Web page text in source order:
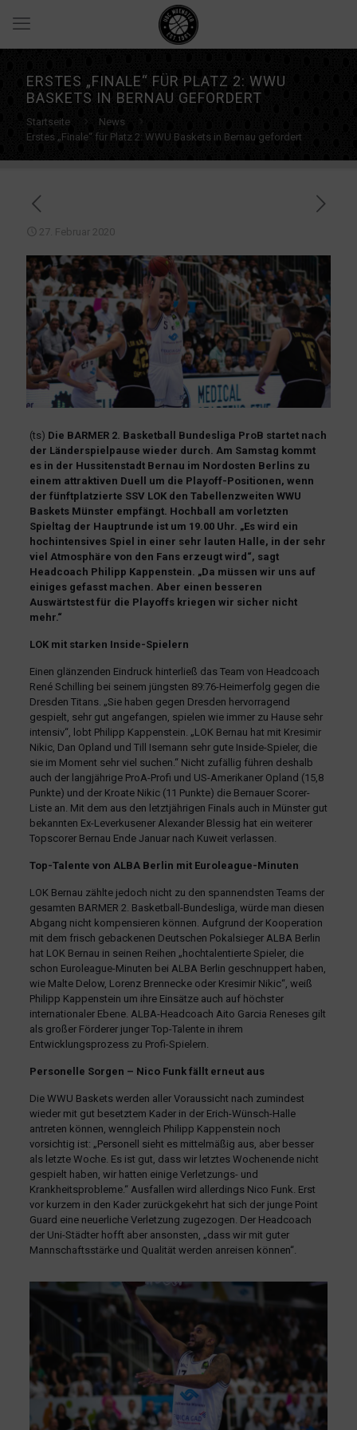
ERSTES „FINALE“ FÜR PLATZ 2: WWU
BASKETS IN BERNAU GEFORDERT
Startseite
News
Erstes „Finale“ für Platz 2: WWU Baskets in Bernau gefordert
27. Februar 2020
(ts) Die BARMER 2. Basketball Bundesliga ProB startet nach
der Länderspielpause wieder durch. Am Samstag kommt
es in der Hussitenstadt Bernau im Nordosten Berlins zu
einem attraktiven Duell um die Playoff-Positionen, wenn
der fünftplatzierte SSV LOK den Tabellenzweiten WWU
Baskets Münster empfängt. Hochball am vorletzten
Spieltag der Hauptrunde ist um 19.00 Uhr. „Es wird ein
hochintensives Spiel in einer sehr lauten Halle, in der sehr
viel Atmosphäre von den Fans erzeugt wird“, sagt
Headcoach Philipp Kappenstein. „Da müssen wir uns auf
einiges gefasst machen. Aber einen besseren
Auswärtstest für die Playoffs kriegen wir sicher nicht
mehr.“
LOK mit starken Inside-Spielern
Einen glänzenden Eindruck hinterließ das Team von Headcoach
René Schilling bei seinem jüngsten 89:76-Heimerfolg gegen die
Dresden Titans. „Sie haben gegen Dresden hervorragend
gespielt, sehr gut angefangen, spielen wie immer zu Hause sehr
intensiv“, lobt Philipp Kappenstein. „LOK Bernau hat mit Kresimir
Nikic, Dan Opland und Till Isemann sehr gute Inside-Spieler, die
sie im Moment sehr viel suchen.“ Nicht zufällig führen deshalb
auch der langjährige ProA-Profi und US-Amerikaner Opland (15,8
Punkte) und der Kroate Nikic (11 Punkte) die Bernauer Scorer-
Liste an. Mit dem aus den letztjährigen Finals auch in Münster gut
bekannten Ex-Leverkusener Alexander Blessig hat ein weiterer
Topscorer Bernau Ende Januar nach Kuweit verlassen.
Top-Talente von ALBA Berlin mit Euroleague-Minuten
LOK Bernau zählte jedoch nicht zu den spannendsten Teams der
gesamten BARMER 2. Basketball-Bundesliga, würde man diesen
Abgang nicht kompensieren können. Aufgrund der Kooperation
mit dem frisch gebackenen Deutschen Pokalsieger ALBA Berlin
hat LOK Bernau in seinen Reihen „hochtalentierte Spieler, die
schon Euroleague-Minuten bei ALBA Berlin geschnuppert haben,
wie Malte Delow, Lorenz Brennecke oder Kresimir Nikic“, weiß
Philipp Kappenstein um ihre Einsätze auch auf höchster
internationaler Ebene. ALBA-Headcoach Aito Garcia Reneses gilt
als großer Förderer junger Top-Talente in ihrem
Entwicklungsprozess zu Profi-Spielern.
Personelle Sorgen – Nico Funk fällt erneut aus
Die WWU Baskets werden aller Voraussicht nach zumindest
wieder mit gut besetztem Kader in der Erich-Wünsch-Halle
antreten können, wenngleich Philipp Kappenstein noch
vorsichtig ist: „Personell sieht es mittelmäßig aus, aber besser
als letzte Woche. Es ist gut, dass wir letztes Wochenende nicht
gespielt haben, wir hatten einige Verletzungs- und
Krankheitsprobleme.“ Ausfallen wird allerdings Nico Funk. Erst
vor kurzem in den Kader zurückgekehrt hat sich der junge Point
Guard eine neuerliche Verletzung zugezogen. Der Headcoach
der Uni-Städter hofft aber ansonsten, „dass wir mit guter
Mannschaftsstärke und Qualität werden anreisen können“.